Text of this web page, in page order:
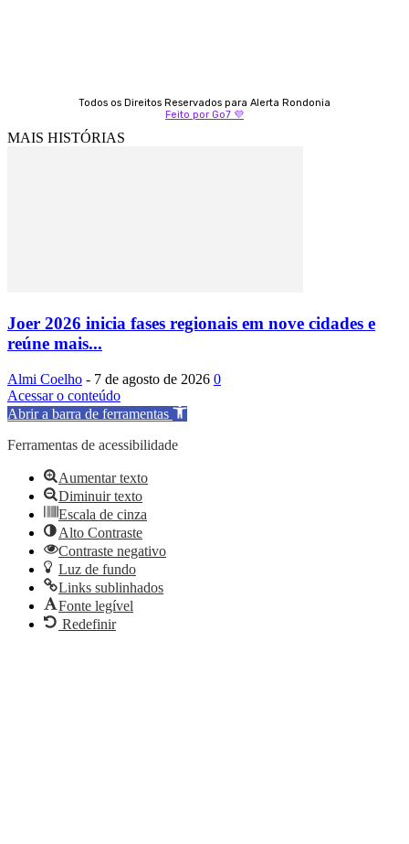
Todos os Direitos Reservados para Alerta Rondonia
Feito por Go7 💜
MAIS HISTÓRIAS
Joer 2026 inicia fases regionais em nove cidades e
reúne mais...
Almi Coelho - 7 de agosto de 2026 0
Acessar o conteúdo
Abrir a barra de ferramentas
Ferramentas de acessibilidade
Aumentar texto
Diminuir texto
Escala de cinza
Alto Contraste
Contraste negativo
Luz de fundo
Links sublinhados
Fonte legível
Redefinir